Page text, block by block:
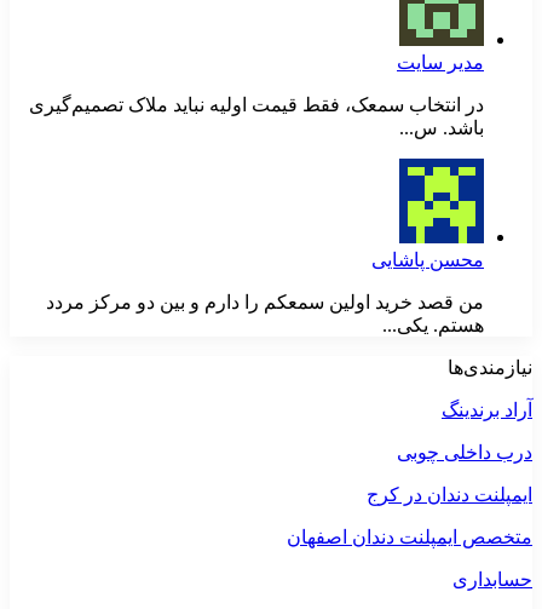
مدیر سایت
در انتخاب سمعک، فقط قیمت اولیه نباید ملاک تصمیم‌گیری
باشد. س...
محسن پاشایی
من قصد خرید اولین سمعکم را دارم و بین دو مرکز مردد
هستم. یکی...
نیازمندی‌ها
آراد برندینگ
درب داخلی چوبی
ایمپلنت دندان در کرج
متخصص ایمپلنت دندان اصفهان
حسابداری